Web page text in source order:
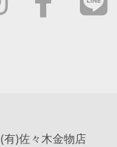
(有)佐々木金物店